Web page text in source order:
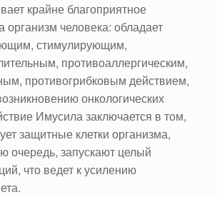
крайне благоприятное
организм человека: обладает
стимулирующим,
противоаллергическим,
противогрибковым действием,
онкологических
Имусила заключается в том,
защитные клетки организма,
очередь, запускают целый
что ведет к усилению